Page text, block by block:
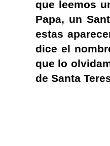
que leemos
Papa, un
estas
dice el
que lo
de Santa